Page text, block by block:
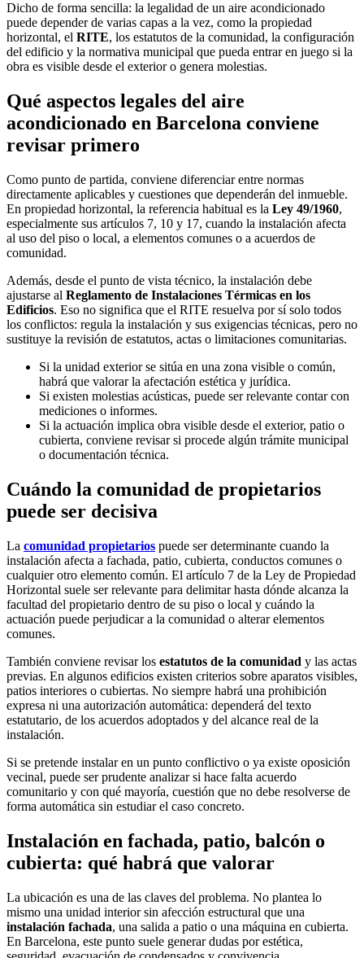
Dicho de forma sencilla: la legalidad de un aire acondicionado
puede depender de varias capas a la vez, como la propiedad
horizontal, el RITE, los estatutos de la comunidad, la configuración
del edificio y la normativa municipal que pueda entrar en juego si la
obra es visible desde el exterior o genera molestias.
Qué aspectos legales del aire
acondicionado en Barcelona conviene
revisar primero
Como punto de partida, conviene diferenciar entre normas
directamente aplicables y cuestiones que dependerán del inmueble.
En propiedad horizontal, la referencia habitual es la Ley 49/1960,
especialmente sus artículos 7, 10 y 17, cuando la instalación afecta
al uso del piso o local, a elementos comunes o a acuerdos de
comunidad.
Además, desde el punto de vista técnico, la instalación debe
ajustarse al Reglamento de Instalaciones Térmicas en los
Edificios. Eso no significa que el RITE resuelva por sí solo todos
los conflictos: regula la instalación y sus exigencias técnicas, pero no
sustituye la revisión de estatutos, actas o limitaciones comunitarias.
Si la unidad exterior se sitúa en una zona visible o común,
habrá que valorar la afectación estética y jurídica.
Si existen molestias acústicas, puede ser relevante contar con
mediciones o informes.
Si la actuación implica obra visible desde el exterior, patio o
cubierta, conviene revisar si procede algún trámite municipal
o documentación técnica.
Cuándo la comunidad de propietarios
puede ser decisiva
La comunidad propietarios puede ser determinante cuando la
instalación afecta a fachada, patio, cubierta, conductos comunes o
cualquier otro elemento común. El artículo 7 de la Ley de Propiedad
Horizontal suele ser relevante para delimitar hasta dónde alcanza la
facultad del propietario dentro de su piso o local y cuándo la
actuación puede perjudicar a la comunidad o alterar elementos
comunes.
También conviene revisar los estatutos de la comunidad y las actas
previas. En algunos edificios existen criterios sobre aparatos visibles,
patios interiores o cubiertas. No siempre habrá una prohibición
expresa ni una autorización automática: dependerá del texto
estatutario, de los acuerdos adoptados y del alcance real de la
instalación.
Si se pretende instalar en un punto conflictivo o ya existe oposición
vecinal, puede ser prudente analizar si hace falta acuerdo
comunitario y con qué mayoría, cuestión que no debe resolverse de
forma automática sin estudiar el caso concreto.
Instalación en fachada, patio, balcón o
cubierta: qué habrá que valorar
La ubicación es una de las claves del problema. No plantea lo
mismo una unidad interior sin afección estructural que una
instalación fachada, una salida a patio o una máquina en cubierta.
En Barcelona, este punto suele generar dudas por estética,